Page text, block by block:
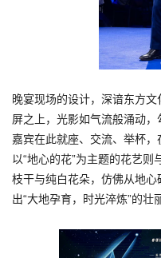
晚宴现场的设计，深谙东方
屏之上，光影如气流般涌动，
嘉宾在此就座、交流、举杯，
以“地心的花”为主题的花艺
枝干与纯白花朵，仿佛从地
出“大地孕育，时光淬炼”的壮